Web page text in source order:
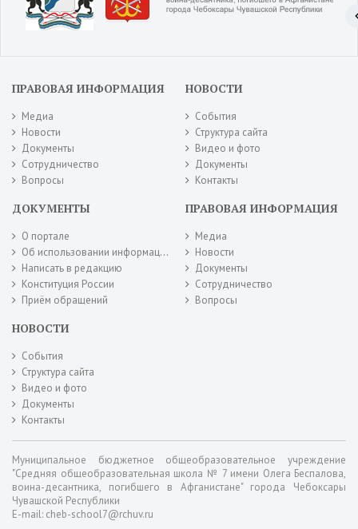
ПРАВОВАЯ ИНФОРМАЦИЯ
Медиа
Новости
Документы
Сотрудничество
Вопросы
НОВОСТИ
События
Структура сайта
Видео и фото
Документы
Контакты
ДОКУМЕНТЫ
О портале
Об использовании информации сайта
Написать в редакцию
Конституция России
Приём обращений
ПРАВОВАЯ ИНФОРМАЦИЯ
Медиа
Новости
Документы
Сотрудничество
Вопросы
НОВОСТИ
События
Структура сайта
Видео и фото
Документы
Контакты
Муниципальное бюджетное общеобразовательное учреждение
"Средняя общеобразовательная школа № 7 имени Олега Беспалова,
воина-десантника, погибшего в Афганистане" города Чебоксары
Чувашской Республики
E-mail: cheb-school7@rchuv.ru